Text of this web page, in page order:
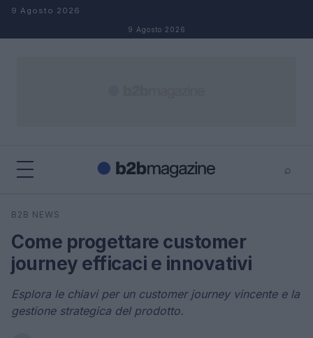
Salta al contenuto
9 Agosto 2026
9 Agosto 2026
⌕
Cerca
B2B NEWS
Come progettare customer
journey efficaci e innovativi
Esplora le chiavi per un customer journey vincente e la
gestione strategica del prodotto.